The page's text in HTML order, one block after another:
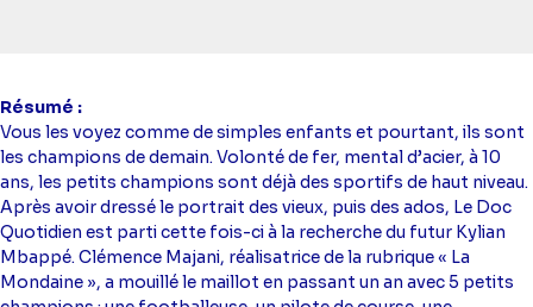
Résumé
Vous les voyez comme de simples enfants et pourtant, ils sont
les champions de demain. Volonté de fer, mental d’acier, à 10
ans, les petits champions sont déjà des sportifs de haut niveau.
Après avoir dressé le portrait des vieux, puis des ados, Le Doc
Quotidien est parti cette fois-ci à la recherche du futur Kylian
Mbappé. Clémence Majani, réalisatrice de la rubrique « La
Mondaine », a mouillé le maillot en passant un an avec 5 petits